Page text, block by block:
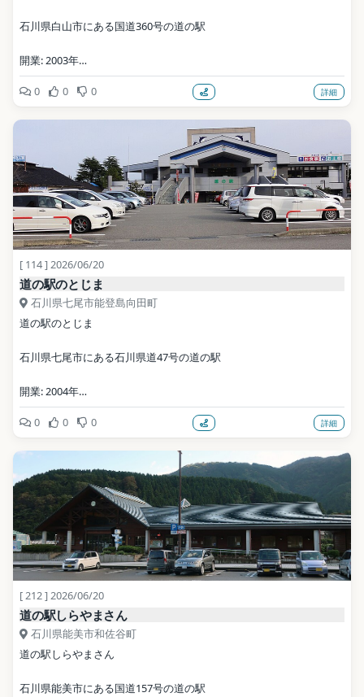
石川県白山市にある国道360号の道の駅
開業: 2003年
写真: アラツク / CC BY-SA 4.0（Wikimedia Commons）
0 0 0 詳細
[ 114 ] 2026/06/20
道の駅のとじま
石川県七尾市能登島向田町
道の駅のとじま
石川県七尾市にある石川県道47号の道の駅
開業: 2004年
公式サイト: https://notojima-michinoeki.com/
写真: アラツク / CC BY-SA 4.0（Wikimedia Commons）
地点データ: Wikidata (CC0)
0 0 0 詳細
[ 212 ] 2026/06/20
道の駅しらやまさん
石川県能美市和佐谷町
道の駅しらやまさん
石川県能美市にある国道157号の道の駅